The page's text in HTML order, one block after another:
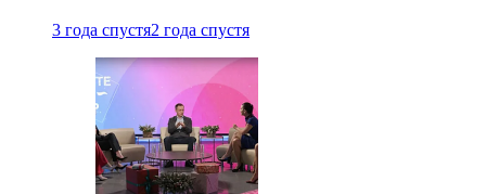
3 года спустя2 года спустя